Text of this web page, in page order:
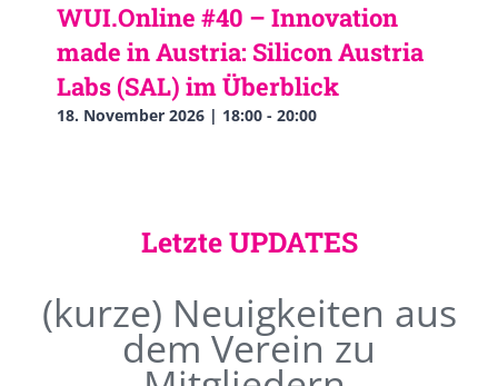
WUI.Online #40 – Innovation
made in Austria: Silicon Austria
Labs (SAL) im Überblick
18. November 2026 | 18:00 - 20:00
Letzte UPDATES
(kurze) Neuigkeiten aus
dem Verein zu